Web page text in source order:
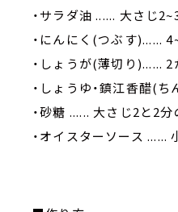
・サラダ油 ...... 大さじ
・にんにく(つぶす)......
・しょうが(薄切り)...... 2
・しょうゆ・鎮江香醋(
・砂糖 ...... 大さじ2と2分
・オイスターソース ......